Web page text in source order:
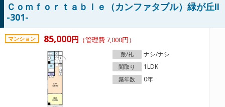
Ｃｏｍｆｏｒｔａｂｌｅ（カンファタブル）緑が丘Ⅱ
-301-
マンション 85,000円 （管理費 7,000円）
敷/礼 ナシ/ナシ
間取り 1LDK
築年数 0年